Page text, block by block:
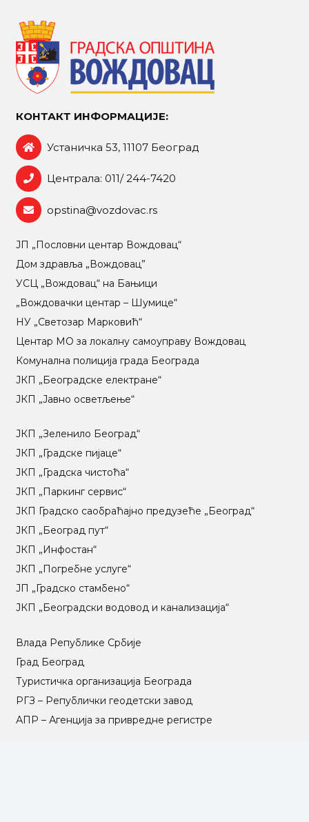
КОНТАКТ ИНФОРМАЦИЈЕ:
Устаничка 53, 11107 Београд
Централа: 011/ 244-7420
opstina@vozdovac.rs
ЈП „Пословни центар Вождовац“
Дом здравља „Вождовац”
УСЦ „Вождовац“ на Бањици
„Вождовачки центар – Шумице“
НУ „Светозар Марковић“
Центар МO за локалну самоуправу Вождовац
Комунална полиција града Београда
ЈКП „Београдске електране“
ЈКП „Јавно осветљење“
ЈКП „Зеленило Београд“
ЈКП „Градске пијаце“
ЈКП „Градска чистоћа“
ЈКП „Паркинг сервис“
ЈКП Градско саобраћајно предузеће „Београд“
ЈКП „Београд пут“
ЈКП „Инфостан“
ЈКП „Погребне услуге“
ЈП „Градско стамбено“
ЈКП „Београдски водовод и канализација“
Влада Републике Србије
Град Београд
Туристичка организација Београда
РГЗ – Републички геодетски завод
АПР – Агенција за привредне регистре